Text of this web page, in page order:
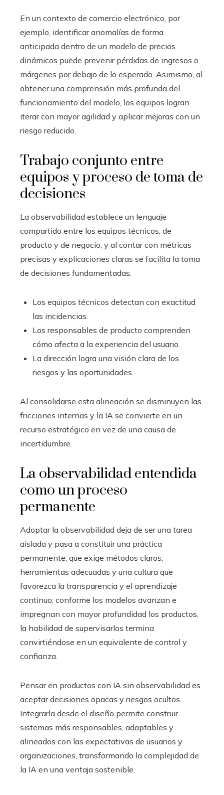
En un contexto de comercio electrónico, por
ejemplo, identificar anomalías de forma
anticipada dentro de un modelo de precios
dinámicos puede prevenir pérdidas de ingresos o
márgenes por debajo de lo esperado. Asimismo, al
obtener una comprensión más profunda del
funcionamiento del modelo, los equipos logran
iterar con mayor agilidad y aplicar mejoras con un
riesgo reducido.
Trabajo conjunto entre
equipos y proceso de toma de
decisiones
La observabilidad establece un lenguaje
compartido entre los equipos técnicos, de
producto y de negocio, y al contar con métricas
precisas y explicaciones claras se facilita la toma
de decisiones fundamentadas.
Los equipos técnicos detectan con exactitud
las incidencias.
Los responsables de producto comprenden
cómo afecta a la experiencia del usuario.
La dirección logra una visión clara de los
riesgos y las oportunidades.
Al consolidarse esta alineación se disminuyen las
fricciones internas y la IA se convierte en un
recurso estratégico en vez de una causa de
incertidumbre.
La observabilidad entendida
como un proceso
permanente
Adoptar la observabilidad deja de ser una tarea
aislada y pasa a constituir una práctica
permanente, que exige métodos claros,
herramientas adecuadas y una cultura que
favorezca la transparencia y el aprendizaje
continuo; conforme los modelos avanzan e
impregnan con mayor profundidad los productos,
la habilidad de supervisarlos termina
convirtiéndose en un equivalente de control y
confianza.
Pensar en productos con IA sin observabilidad es
aceptar decisiones opacas y riesgos ocultos.
Integrarla desde el diseño permite construir
sistemas más responsables, adaptables y
alineados con las expectativas de usuarios y
organizaciones, transformando la complejidad de
la IA en una ventaja sostenible.